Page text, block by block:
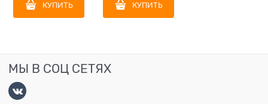
КУПИТЬ КУПИТЬ
МЫ В СОЦ СЕТЯХ